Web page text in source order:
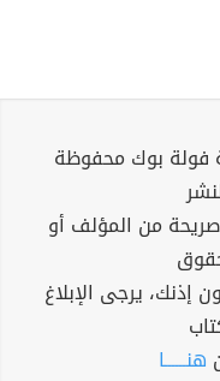
فولة بوك محفوظة
من المؤلف أو
إذنك، يرجى الإبلاغ
هنــــــا